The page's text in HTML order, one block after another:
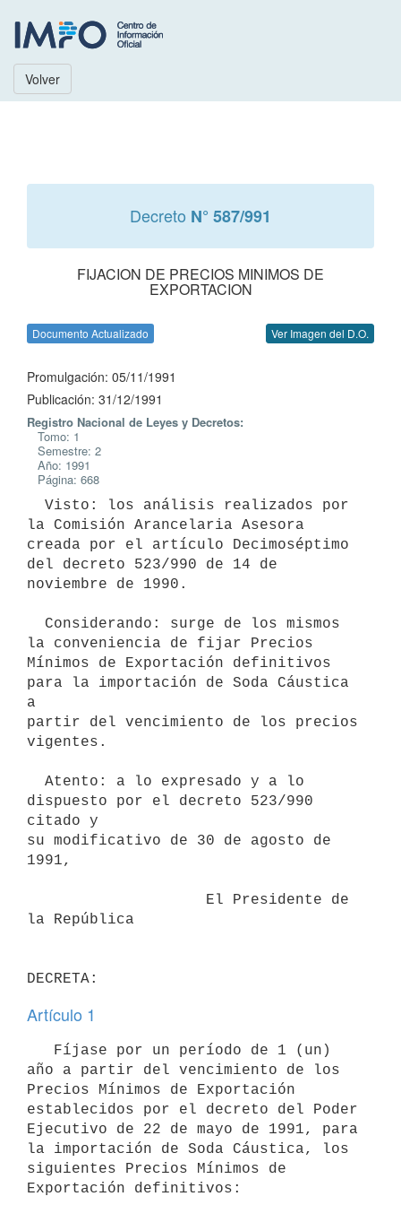
Volver
Decreto N° 587/991
FIJACION DE PRECIOS MINIMOS DE
EXPORTACION
Documento Actualizado Ver Imagen del D.O.
Promulgación: 05/11/1991
Publicación: 31/12/1991
Registro Nacional de Leyes y Decretos:
Tomo: 1
Semestre: 2
Año: 1991
Página: 668
la Comisión Arancelaria Asesora
creada por el artículo Decimoséptimo
del decreto 523/990 de 14 de
noviembre de 1990.
la conveniencia de fijar Precios
Mínimos de Exportación definitivos
para la importación de Soda Cáustica
a
partir del vencimiento de los precios
vigentes.
dispuesto por el decreto 523/990
citado y
su modificativo de 30 de agosto de
1991,
la República
Artículo 1
año a partir del vencimiento de los
Precios Mínimos de Exportación
establecidos por el decreto del Poder
Ejecutivo de 22 de mayo de 1991, para
la importación de Soda Cáustica, los
siguientes Precios Mínimos de
Exportación definitivos: